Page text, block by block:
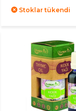
Stoklar tükendi